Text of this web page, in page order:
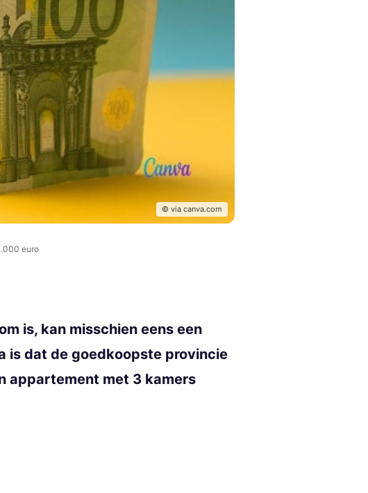
© via canva.com
euro
is, kan misschien eens een
is dat de goedkoopste provincie
appartement met 3 kamers